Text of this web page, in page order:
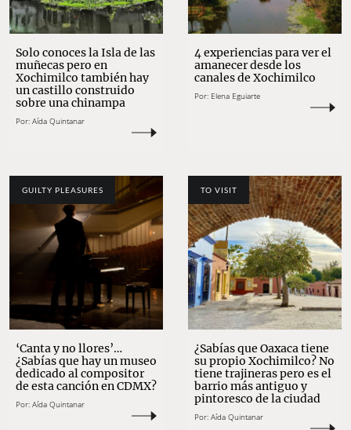
Solo conoces la Isla de las
muñecas pero en
Xochimilco también hay
un castillo construido
sobre una chinampa
Por: Aída Quintanar
4 experiencias para ver el
amanecer desde los
canales de Xochimilco
Por: Elena Eguiarte
GUILTY PLEASURES
‘Canta y no llores’…
¿Sabías que hay un museo
dedicado al compositor
de esta canción en CDMX?
Por: Aída Quintanar
TO VISIT
¿Sabías que Oaxaca tiene
su propio Xochimilco? No
tiene trajineras pero es el
barrio más antiguo y
pintoresco de la ciudad
Por: Aída Quintanar